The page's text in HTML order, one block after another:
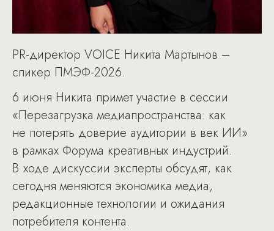
PR-директор VOICE Никита Мартынов –
спикер ПМЭФ-2026.
6 июня Никита примет участие в сессии
«Перезагрузка медиапространства: как
не потерять доверие аудитории в век ИИ»
в рамках Форума креативных индустрий.
В ходе дискуссии эксперты обсудят, как
сегодня меняются экономика медиа,
редакционные технологии и ожидания
потребителя контента.